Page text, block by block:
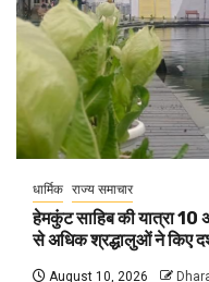
धार्मिक राज्य समाचार
हेमकुंट साहिब की यात्रा
से अधिक श्रद्धालुओं ने किए
August 10, 2026